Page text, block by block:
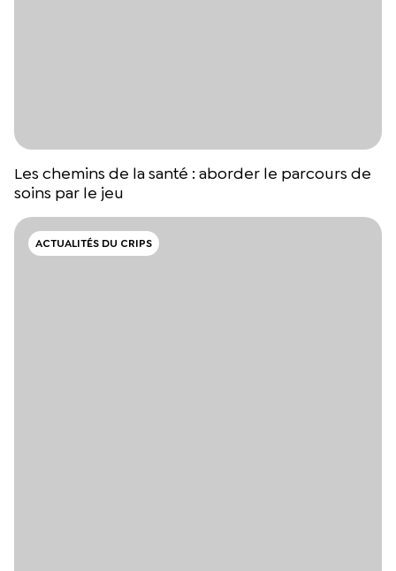
Les chemins de la santé : aborder le parcours de
soins par le jeu
ACTUALITÉS DU CRIPS